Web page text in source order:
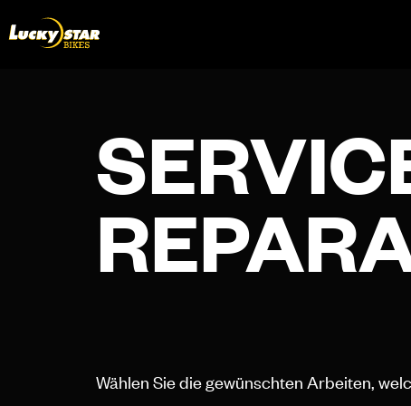
Wählen Sie die gewünschten Arbeiten,